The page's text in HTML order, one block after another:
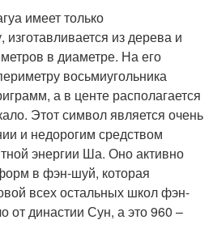
имеет только
из дерева и
в диаметре. На его
восьмиугольника
а в центе располагается
Этот символ является очень
и недорогим средством
энергии Ша. Оно активно
в фэн-шуй, которая
всех остальных школ фэн-
от династии Сун, а это 960 –